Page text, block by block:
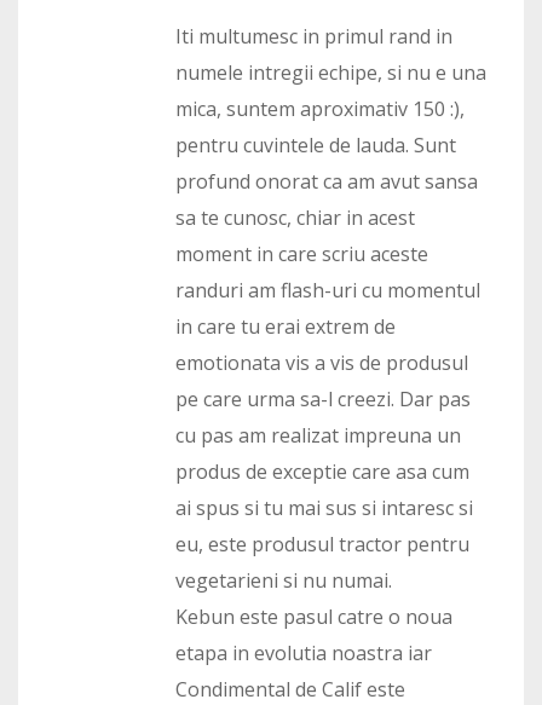
Iti multumesc in primul rand in
numele intregii echipe, si nu e una
mica, suntem aproximativ 150 :),
pentru cuvintele de lauda. Sunt
profund onorat ca am avut sansa
sa te cunosc, chiar in acest
moment in care scriu aceste
randuri am flash-uri cu momentul
in care tu erai extrem de
emotionata vis a vis de produsul
pe care urma sa-l creezi. Dar pas
cu pas am realizat impreuna un
produs de exceptie care asa cum
ai spus si tu mai sus si intaresc si
eu, este produsul tractor pentru
vegetarieni si nu numai.
Kebun este pasul catre o noua
etapa in evolutia noastra iar
Condimental de Calif este